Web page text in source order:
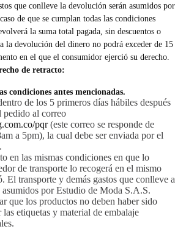
que conlleve la devolución serán asumidos por
de que se cumplan todas las condiciones
la suma total pagada, sin descuentos o
la devolución del dinero no podrá exceder de 15
en el que el consumidor ejerció su derecho.
de retracto:
condiciones antes mencionadas.
de los 5 primeros días hábiles después
pedido al correo
pqr(este correo se responde de
a 5pm), la cual debe ser enviada por el
en las mismas condiciones en que lo
de transporte lo recogerá en el mismo
El transporte y demás gastos que conlleve a
por Estudio de Moda S.A.S.
que los productos no deben haber sido
las etiquetas y material de embalaje